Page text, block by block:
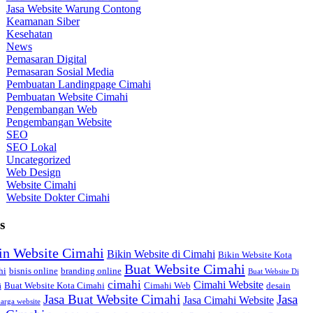
Jasa Website Warung Contong
Keamanan Siber
Kesehatan
News
Pemasaran Digital
Pemasaran Sosial Media
Pembuatan Landingpage Cimahi
Pembuatan Website Cimahi
Pengembangan Web
Pengembangan Website
SEO
SEO Lokal
Uncategorized
Web Design
Website Cimahi
Website Dokter Cimahi
Website Cimahi Bikin Website di Cimahi Bikin Website Kota
bisnis online branding online Buat Website Cimahi Buat Website Di
Buat Website Kota Cimahi cimahi Cimahi Web Cimahi Website desain
website Jasa Buat Website Cimahi Jasa Cimahi Website Jasa